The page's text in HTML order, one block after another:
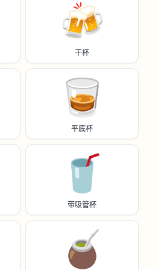
🍻
干杯
🥃
平底杯
🥤
带吸管杯
🧉